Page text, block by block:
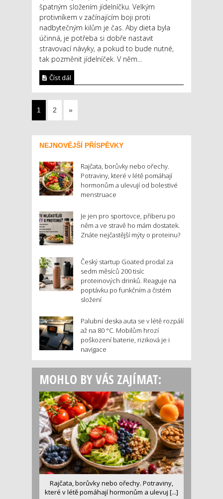
špatným složením jídelníčku. Velkým
protivníkem v začínajícím boji proti
nadbytečným kilům je čas. Aby dieta byla
účinná, je potřeba si dobře nastavit
stravovací návyky, a pokud to bude nutné,
tak pozměnit jídelníček. V něm...
Číst dál
1 2 »
NEJNOVĚJŠÍ PŘÍSPĚVKY
Rajčata, borůvky nebo ořechy.
Potraviny, které v létě pomáhají
hormonům a ulevují od bolestivé
menstruace
Je jen pro sportovce, přiberu po
něm a ve stravě ho mám dostatek.
Znáte nejčastější mýty o proteinu?
Český startup Goated prodal za
sedm měsíců 200 tisíc
proteinových drinků. Reaguje na
poptávku po funkčním a čistém
složení
Palubní deska auta se v létě rozpálí
až na 80 °C. Mobilům hrozí
poškození baterie, riziková je i
navigace
MOHLO BY VÁS ZAJÍMAT:
Rajčata, borůvky nebo ořechy. Potraviny,
které v létě pomáhají hormonům a ulevuj [...]